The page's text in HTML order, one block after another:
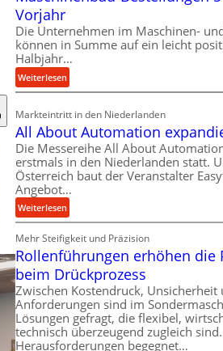
l
v
r
s
o
r
g
u
n
g
e
n
t
p
a
n
n
Vorjahr
Die Unternehmen im Maschinen-
können in Summe auf ein leicht
Halbjahr…
Weiterlesen:
M
c
h
i
n
e
n
a
u
-
B
e
s
t
Markteintritt in den Niederlanden
All About Automation
Die Messereihe All About
erstmals in den Niederlanden statt.
Österreich baut der Veranstalter
Angebot…
Weiterlesen:
A
l
l
b
o
u
t
A
Mehr Steifigkeit und Präzision
Rollenführungen erhöhen die
beim Drückprozess
Zwischen Kostendruck, Unsicherheit
Anforderungen sind im
Lösungen gefragt, die flexibel,
technisch überzeugend zugleich
Herausforderungen begegnet…